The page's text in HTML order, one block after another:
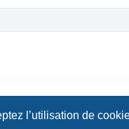
l’utilisation de
phpBB Limited • Design